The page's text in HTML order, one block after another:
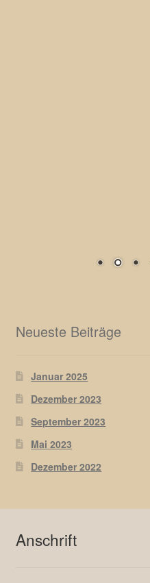
Neueste Beiträge
Januar 2025
Dezember 2023
September 2023
Mai 2023
Dezember 2022
Anschrift